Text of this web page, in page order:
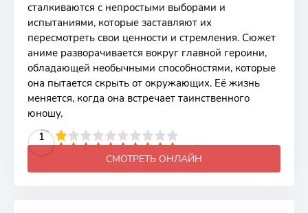
сталкиваются с непростыми выборами и
испытаниями, которые заставляют их
пересмотреть свои ценности и стремления. Сюжет
аниме разворачивается вокруг главной героини,
обладающей необычными способностями, которые
она пытается скрыть от окружающих. Её жизнь
меняется, когда она встречает таинственного
юношу,
1
4 5 6 7 8 9 10
СМОТРЕТЬ ОНЛАЙН